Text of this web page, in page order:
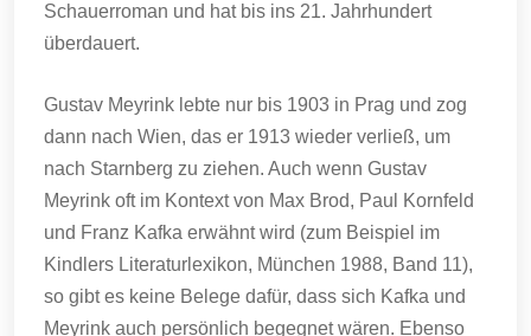
Schauerroman und hat bis ins 21. Jahrhundert
überdauert.
Gustav Meyrink lebte nur bis 1903 in Prag und zog
dann nach Wien, das er 1913 wieder verließ, um
nach Starnberg zu ziehen. Auch wenn Gustav
Meyrink oft im Kontext von Max Brod, Paul Kornfeld
und Franz Kafka erwähnt wird (zum Beispiel im
Kindlers Literaturlexikon, München 1988, Band 11),
so gibt es keine Belege dafür, dass sich Kafka und
Meyrink auch persönlich begegnet wären. Ebenso